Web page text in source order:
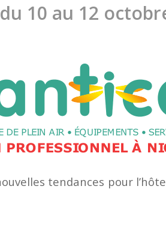
10 au 12
tendances pour